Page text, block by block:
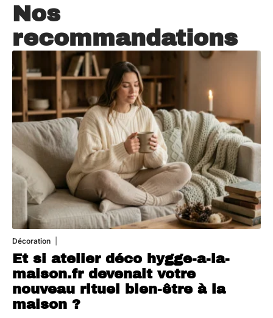
Nos
recommandations
Décoration
Et si atelier déco hygge-a-la-
maison.fr devenait votre
nouveau rituel bien-être à la
maison ?